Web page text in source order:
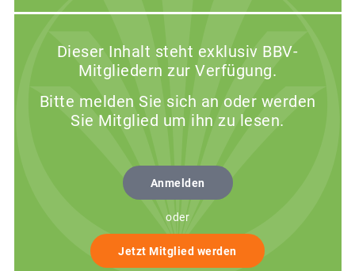
Dieser Inhalt steht exklusiv BBV-
Mitgliedern zur Verfügung.
Bitte melden Sie sich an oder werden
Sie Mitglied um ihn zu lesen.
Anmelden
oder
Jetzt Mitglied werden